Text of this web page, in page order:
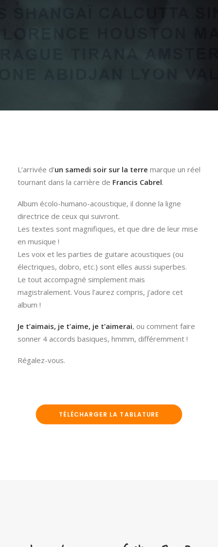
L’arrivée d’un samedi soir sur la terre marque un réel
tournant dans la carrière de Francis Cabrel.
Album écolo-humano-acoustique, il donne la ligne
directrice de ceux qui suivront.
Les textes sont magnifiques, et que dire de leur mise
en musique !
Les voix et les parties de guitare acoustiques (ou
électriques, dobro, etc.) sont elles aussi superbes.
Le tout accompagné simplement mais
magistralement. Vous l’aurez compris, j’adore cet
album !
Je t’aimais, je t’aime, je t’aimerai, ou comment faire
sonner 4 accords basiques, hmmm, différemment !
Régalez-vous.
TÉLÉCHARGER LA TABLATURE